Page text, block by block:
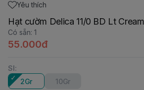
Yêu thích
Hạt cườm Delica 11/0 BD Lt
Có sẵn: 1
55.000đ
Sl:
2Gr
10Gr